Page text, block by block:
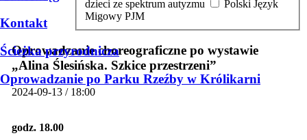
Kontakt
Ścieżka przyrodnicza
Oprowadzanie po Parku Rzeźby w Królikarni
dzieci ze spektrum autyzmu
Migowy PJM
Oprowadzanie choreograficzne po wystawie
„Alina Ślesińska. Szkice przestrzeni”
2024-09-13 / 18:00
godz. 18.00